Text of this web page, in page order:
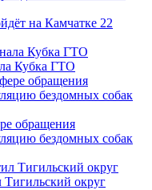
на Камчатке 22
Кубка ГТО
обращения
бездомных собак
Тигильский округ